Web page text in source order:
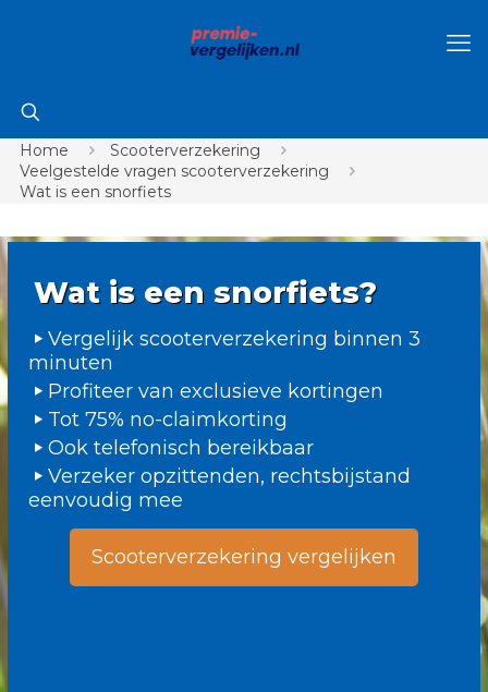
Home
Scooterverzekering
Veelgestelde vragen scooterverzekering
Wat is een snorfiets
Wat is een snorfiets?
Vergelijk scooterverzekering binnen 3
minuten
Profiteer van exclusieve kortingen
Tot 75% no-claimkorting
Ook telefonisch bereikbaar
Verzeker opzittenden, rechtsbijstand
eenvoudig mee
Scooterverzekering vergelijken